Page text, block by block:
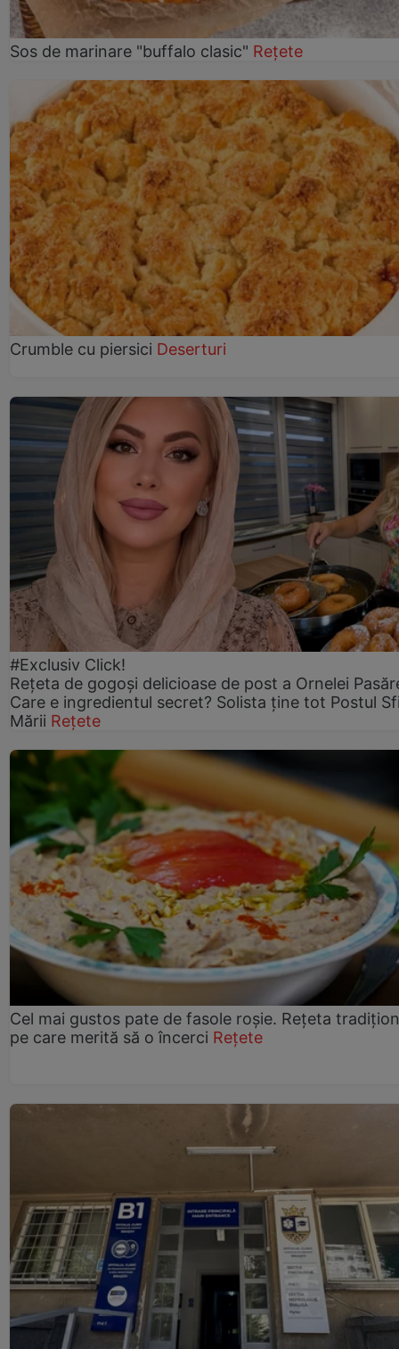
Sos de marinare "buffalo clasic" Rețete
Crumble cu piersici Deserturi
#Exclusiv Click!
Rețeta de gogoşi delicioase de post a Ornelei
Care e ingredientul secret? Solista ține tot Postul
Mării Rețete
Cel mai gustos pate de fasole roșie. Rețeta
pe care merită să o încerci Rețete